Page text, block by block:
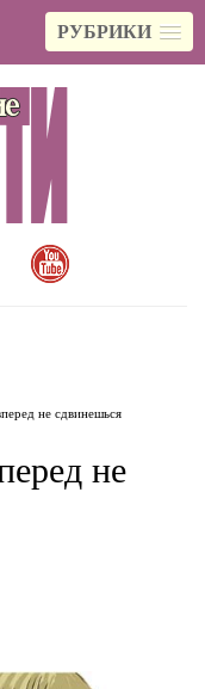
РУБРИКИ
не сдвинешься
не